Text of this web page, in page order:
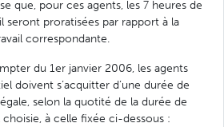
que, pour ces agents, les 7 heures de
seront proratisées par rapport à la
correspondante.
du 1er janvier 2006, les agents
doivent s’acquitter d’une durée de
selon la quotité de la durée de
à celle fixée ci-dessous :